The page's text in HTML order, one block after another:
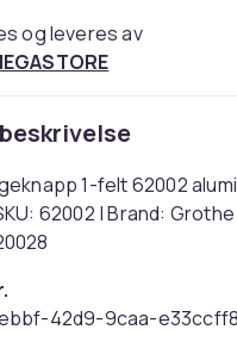
og leveres av
1-felt 62002
62002 | Brand: Grothe
42d9-9caa-